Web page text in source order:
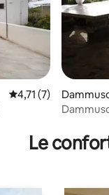
Évaluation moyenne
4,71 (7)
Le